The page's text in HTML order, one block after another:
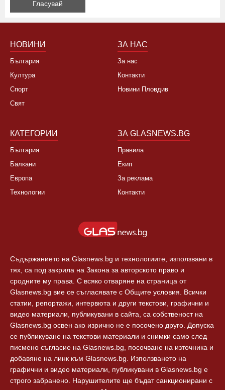
НОВИНИ
България
Култура
Спорт
Свят
ЗА НАС
За нас
Контакти
Новини Пловдив
КАТЕГОРИИ
България
Балкани
Европа
Технологии
ЗА GLASNEWS.BG
Правила
Екип
За реклама
Контакти
Съдържанието на Glasnews.bg и технологиите, използвани в
тях, са под закрила на Закона за авторското право и
сродните му права. С всяко отваряне на страница от
Glasnews.bg вие се съгласявате с Общите условия. Всички
статии, репортажи, интервюта и други текстови, графични и
видео материали, публикувани в сайта, са собственост на
Glasnews.bg освен ако изрично не е посочено друго. Допуска
се публикуване на текстови материали и снимки само след
писмено съгласие на Glasnews.bg, посочване на източника и
добавяне на линк към Glasnews.bg. Използването на
графични и видео материали, публикувани в Glasnews.bg е
строго забранено. Нарушителите ще бъдат санкционирани с